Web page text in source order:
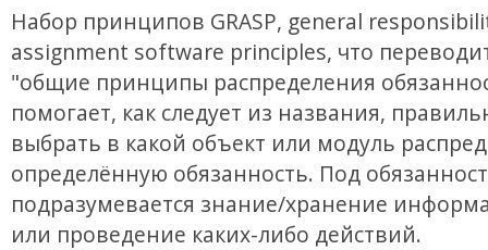
Набор принципов GRASP, general
assignment software principles, что
"общие принципы распределения
помогает, как следует из названия,
выбрать в какой объект или модуль
определённую обязанность. Под
подразумевается знание/хранение
или проведение каких-либо действий.